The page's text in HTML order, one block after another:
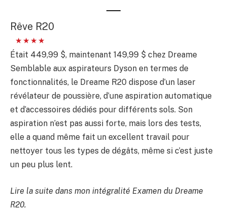
Rêve R20
Était 449,99 $, maintenant 149,99 $ chez Dreame
Semblable aux aspirateurs Dyson en termes de
fonctionnalités, le Dreame R20 dispose d’un laser
révélateur de poussière, d’une aspiration automatique
et d’accessoires dédiés pour différents sols. Son
aspiration n’est pas aussi forte, mais lors des tests,
elle a quand même fait un excellent travail pour
nettoyer tous les types de dégâts, même si c’est juste
un peu plus lent.
Lire la suite dans mon intégralité Examen du Dreame
R20.